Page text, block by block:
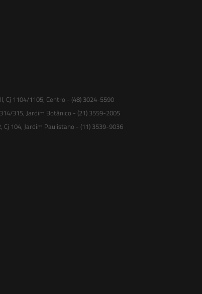
Cj 1104/1105, Centro - (48) 3024-5590
315, Jardim Botânico - (21) 3559-2005
Cj 104, Jardim Paulistano - (11) 3539-9036